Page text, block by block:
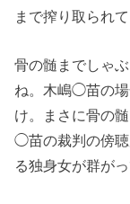
まで搾り取られ
骨の髄までしゃ
ね。木嶋◯苗の
け。まさに骨の
◯苗の裁判の傍聴
る独身女が群が